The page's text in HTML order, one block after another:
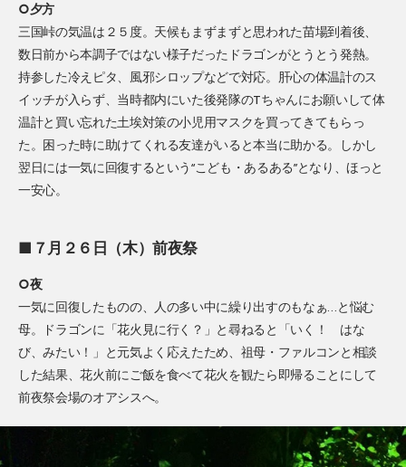
○夕方
三国峠の気温は２５度。天候もまずまずと思われた苗場到着後、
数日前から本調子ではない様子だったドラゴンがとうとう発熱。
持参した冷えピタ、風邪シロップなどで対応。肝心の体温計のス
イッチが入らず、当時都内にいた後発隊のTちゃんにお願いして体
温計と買い忘れた土埃対策の小児用マスクを買ってきてもらっ
た。困った時に助けてくれる友達がいると本当に助かる。しかし
翌日には一気に回復するという“こども・あるある”となり、ほっと
一安心。
■７月２６日（木）前夜祭
○夜
一気に回復したものの、人の多い中に繰り出すのもなぁ…と悩む
母。ドラゴンに「花火見に行く？」と尋ねると「いく！ はな
び、みたい！」と元気よく応えたため、祖母・ファルコンと相談
した結果、花火前にご飯を食べて花火を観たら即帰ることにして
前夜祭会場のオアシスへ。